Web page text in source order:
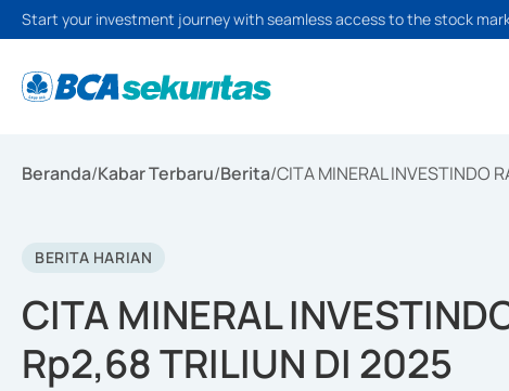
Start your investment journey with seamless access to the stock
Beranda/Kabar Terbaru/Berita/CITA MINERAL INVESTINDO
BERITA HARIAN
CITA MINERAL
Rp2,68 TRILIUN DI 2025